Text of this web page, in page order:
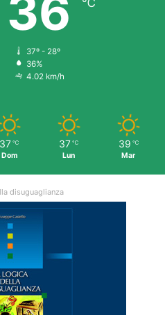
36 ℃
37º - 28º
36%
4.02 km/h
37 ℃
Dom
37 ℃
Lun
39 ℃
Mar
disuguaglianza